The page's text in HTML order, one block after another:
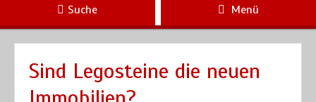
Suche Menü
Sind Legosteine die neuen